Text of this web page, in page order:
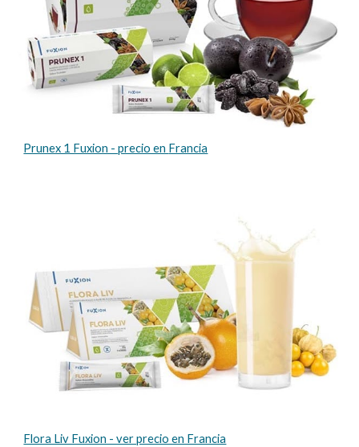
Prunex 1 Fuxion - precio en Francia
Flora Liv Fuxion - ver precio en Francia